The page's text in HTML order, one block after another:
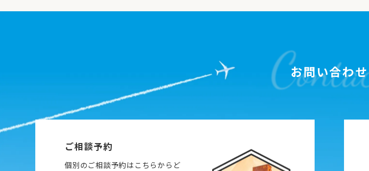
お問い合わせ
ご相談予約
個別のご相談予約はこちらからど